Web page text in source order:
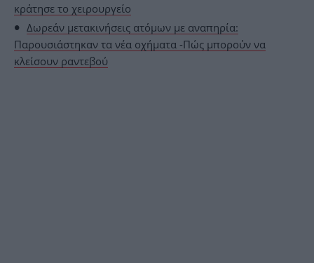
κράτησε το χειρουργείο
Δωρεάν μετακινήσεις ατόμων με αναπηρία:
Παρουσιάστηκαν τα νέα οχήματα -Πώς μπορούν να
κλείσουν ραντεβού